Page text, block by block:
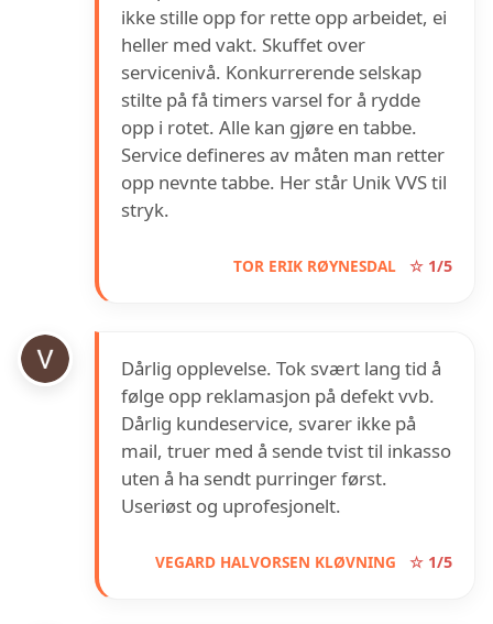
ikke stille opp for rette opp arbeidet, ei
heller med vakt. Skuffet over
servicenivå. Konkurrerende selskap
stilte på få timers varsel for å rydde
opp i rotet. Alle kan gjøre en tabbe.
Service defineres av måten man retter
opp nevnte tabbe. Her står Unik VVS til
stryk.
TOR ERIK RØYNESDAL ☆ 1/5
Dårlig opplevelse. Tok svært lang tid å
følge opp reklamasjon på defekt vvb.
Dårlig kundeservice, svarer ikke på
mail, truer med å sende tvist til inkasso
uten å ha sendt purringer først.
Useriøst og uprofesjonelt.
VEGARD HALVORSEN KLØVNING ☆ 1/5